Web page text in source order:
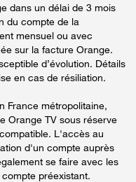
dans un délai de 3 mois
du compte de la
mensuel ou avec
sur la facture Orange.
d’évolution. Détails
en cas de résiliation.
France métropolitaine,
Orange TV sous réserve
L'accès au
d'un compte auprès
se faire avec les
préexistant.